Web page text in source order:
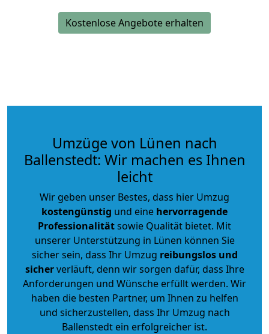
Kostenlose Angebote erhalten
Umzüge von Lünen nach
Ballenstedt: Wir machen es Ihnen
leicht
Wir geben unser Bestes, dass hier Umzug
kostengünstig und eine hervorragende
Professionalitätsowie Qualität bietet. Mit
unserer Unterstützung in Lünen können Sie
sicher sein, dass Ihr Umzug reibungslos und
sicherverläuft, denn wir sorgen dafür, dass Ihre
Anforderungen und Wünsche erfüllt werden. Wir
haben die besten Partner, um Ihnen zu helfen
und sicherzustellen, dass Ihr Umzug nach
Ballenstedt ein erfolgreicher ist.